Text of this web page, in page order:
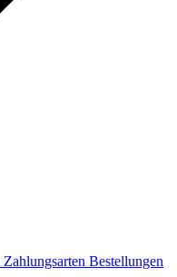
Zahlungsarten Bestellungen